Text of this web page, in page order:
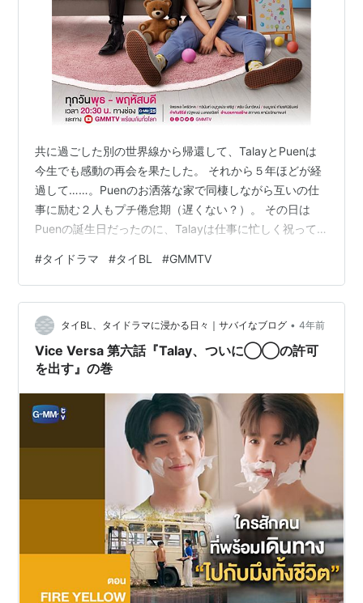
共に過ごした別の世界線から帰還して、TalayとPuenは
今生でも感動の再会を果たした。 それから５年ほどが経
過して……。Puenのお洒落な家で同棲しながら互いの仕
事に励む２人もプチ倦怠期（遅くない？）。 その日は
Puenの誕生日だったのに、Talayは仕事に忙しく祝って
な感じにしてしまったTalayさん。心を入れかえ「毎日が
イベントだ月間」をぶちあげる。 イチャつく日。手をつ
なぐ日。甘い言葉をささやく日。などファンサービス満
載の記念日を楽しくこなして一ヶ月。 サプライズデーと
名づけられた最後の日。雨の降りしきる中ドアのベルが
鳴る。 駆けつけ…
#タイドラマ #タイBL #GMMTV
タイBL、タイドラマに浸かる日々｜サバイなブログ • 4年前
Vice Versa 第六話『Talay、ついに◯◯の許可
を出す』の巻